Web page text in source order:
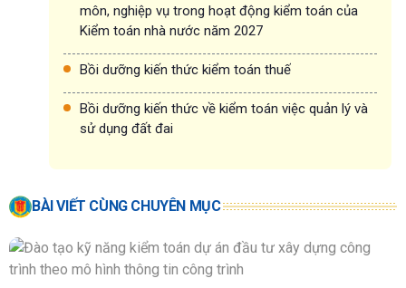
môn, nghiệp vụ trong hoạt động kiểm toán của
Kiểm toán nhà nước năm 2027
Bồi dưỡng kiến thức kiểm toán thuế
Bồi dưỡng kiến thức về kiểm toán việc quản lý và
sử dụng đất đai
BÀI VIẾT CÙNG CHUYÊN MỤC